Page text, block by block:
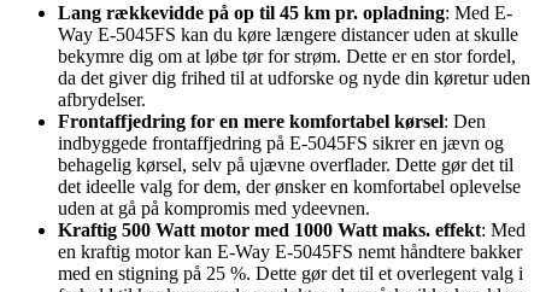
Lang rækkevidde på op til 45 km pr. opladning: Med E-
Way E-5045FS kan du køre længere distancer uden at skulle
bekymre dig om at løbe tør for strøm. Dette er en stor fordel,
da det giver dig frihed til at udforske og nyde din køretur uden
afbrydelser.
Frontaffjedring for en mere komfortabel kørsel: Den
indbyggede frontaffjedring på E-5045FS sikrer en jævn og
behagelig kørsel, selv på ujævne overflader. Dette gør det til
det ideelle valg for dem, der ønsker en komfortabel oplevelse
uden at gå på kompromis med ydeevnen.
Kraftig 500 Watt motor med 1000 Watt maks. effekt: Med
en kraftig motor kan E-Way E-5045FS nemt håndtere bakker
med en stigning på 25 %. Dette gør det til et overlegent valg i